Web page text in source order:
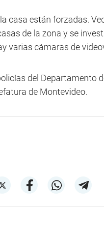
casa están forzadas.
de la zona y se
varias cámaras de
del Departamento
de Montevideo.